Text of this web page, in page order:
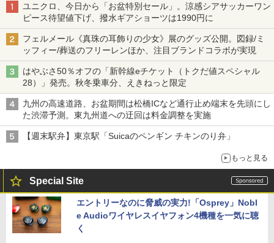
ユニクロ、今日から「お盆特別セール」。涼感シアサッカーワン
ピース待望値下げ、撥水ギアショーツは1990円に
フェルメール《真珠の耳飾りの少女》展のグッズ公開。図録/ミ
ッフィー/葬送のフリーレンほか、注目ブランドコラボが実現
はやぶさ50％オフの「新幹線eチケット（トクだ値スペシャル
28）」発売。秋冬乗車分、えきねっと限定
九州の高速道路、お盆期間は松橋ICなど通行止め端末を先頭にし
た渋滞予測。東九州道への迂回は料金調整を実施
【週末駅弁】東京駅「Suicaのペンギン チキンのり弁」
もっと見る
Special Site
エントリーなのに脅威の実力!「Osprey」Nobl
e Audioワイヤレスイヤフォン4機種を一気に聴
く